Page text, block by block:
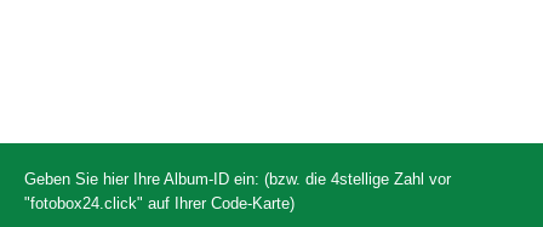
Geben Sie hier Ihre Album-ID ein: (bzw. die 4stellige Zahl vor
"fotobox24.click" auf Ihrer Code-Karte)